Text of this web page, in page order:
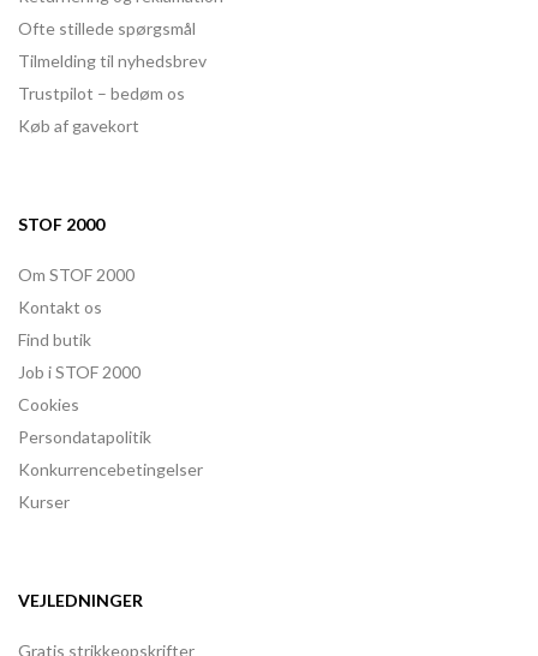
Ofte stillede spørgsmål
Tilmelding til nyhedsbrev
Trustpilot – bedøm os
Køb af gavekort
STOF 2000
Om STOF 2000
Kontakt os
Find butik
Job i STOF 2000
Cookies
Persondatapolitik
Konkurrencebetingelser
Kurser
VEJLEDNINGER
Gratis strikkeopskrifter